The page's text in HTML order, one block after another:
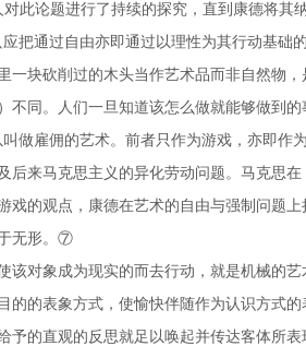
对此论题进行了持续的探究，直到康德将
通过自由亦即通过以理性为其行动基础
块砍削过的木头当作艺术品而非自然物
同。人们一旦知道该怎么做就能够做到
做雇佣的艺术。前者只作为游戏，亦即
来马克思主义的异化劳动问题。马克思
的观点，康德在艺术的自由与强制问题
无形。⑦
象成为现实的而去行动，就是机械的
的表象方式，使愉快伴随作为认识方式
的直观的反思就足以唤起并传达客体所